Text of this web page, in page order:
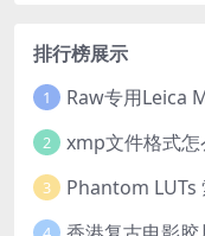
排行榜展示
1 Raw专用Leica
2
3